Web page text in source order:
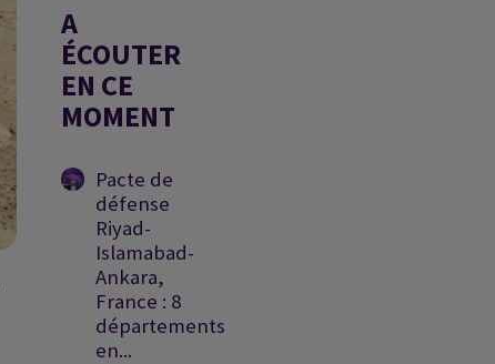
A
ÉCOUTER
EN CE
MOMENT
Pacte de
défense
Riyad-
Islamabad-
Ankara,
France : 8
départements
en...